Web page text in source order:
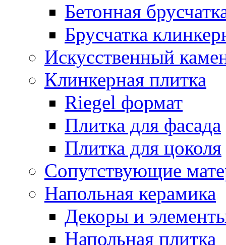
Бетонная
Брусчатка
Искусственный
Клинкерная плитка
Riegel формат
Плитка для фасада
Плитка для цоколя
Сопутствующие
Напольная керамика
Декоры и
Напольная плитка